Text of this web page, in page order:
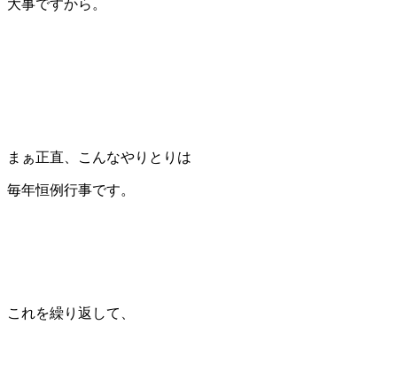
大事ですから。
まぁ正直、こんなやりとりは
毎年恒例行事です。
これを繰り返して、